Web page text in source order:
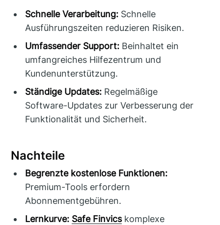
Schnelle Verarbeitung: Schnelle
Ausführungszeiten reduzieren Risiken.
Umfassender Support: Beinhaltet ein
umfangreiches Hilfezentrum und
Kundenunterstützung.
Ständige Updates: Regelmäßige
Software-Updates zur Verbesserung der
Funktionalität und Sicherheit.
Nachteile
Begrenzte kostenlose Funktionen:
Premium-Tools erfordern
Abonnementgebühren.
Lernkurve: Safe Finvicskomplexe